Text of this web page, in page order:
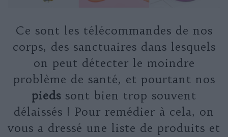
Ce sont les télécommandes de nos
corps, des sanctuaires dans lesquels
on peut détecter le moindre
problème de santé, et pourtant nos
pieds sont bien trop souvent
délaissés ! Pour remédier à cela, on
vous a dressé une liste de produits et